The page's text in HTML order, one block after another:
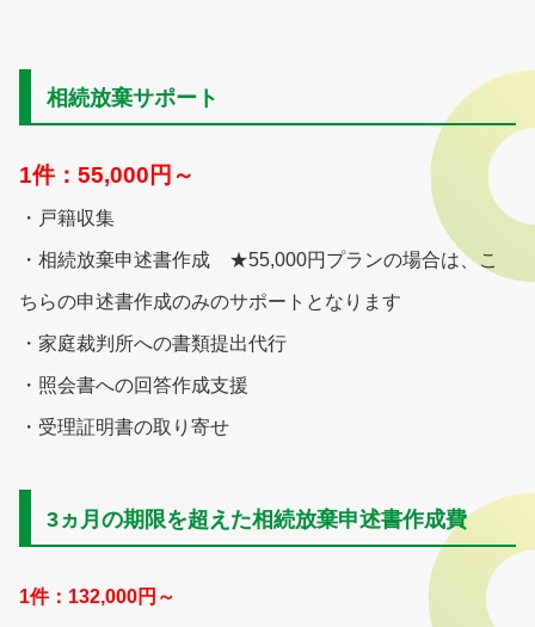
相続放棄サポート
1件：55,000円～
・戸籍収集
・相続放棄申述書作成 ★55,000円プランの場合は、こ
ちらの申述書作成のみのサポートとなります
・家庭裁判所への書類提出代行
・照会書への回答作成支援
・受理証明書の取り寄せ
3ヵ月の期限を超えた相続放棄申述書作成費
1件：132,000円～